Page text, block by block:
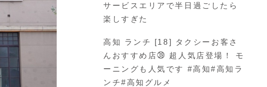
サービスエリアで半日過ごしたら
楽しすぎた
高知 ランチ [18] タクシーお客さ
んおすすめ店㊴ 超人気店登場！ モ
ーニングも人気です #高知#高知ラ
ンチ#高知グルメ